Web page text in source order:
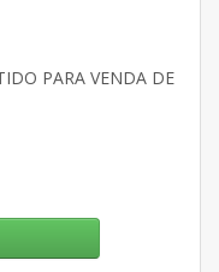
PARA VENDA DE